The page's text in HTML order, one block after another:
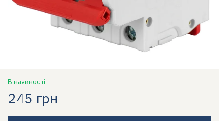
В наявності
245 грн